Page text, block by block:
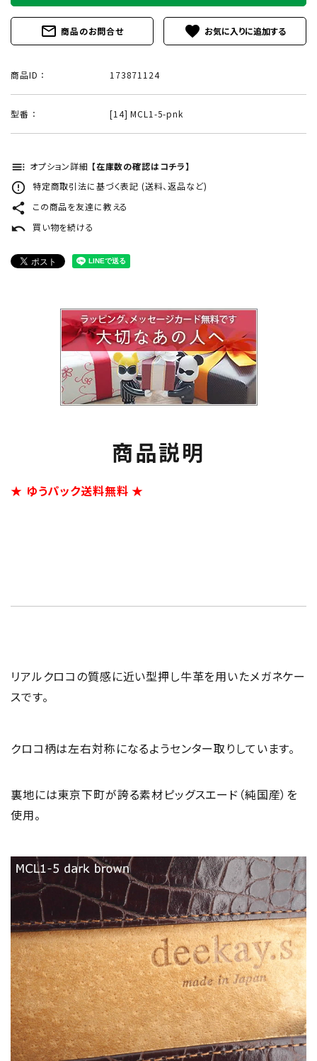
mail_outline 商品のお問合せ favorite
商品ID ： 173871124
型番 ： [14] MCL1-5-pnk
toc オプション詳細 【在庫数の確認はコチラ】
error_outline 特定商取引法に基づく表記 (送料、返品など)
share この商品を友達に教える
undo 買い物を続ける
商品説明
★ ゆうパック送料無料 ★
リアルクロコの質感に近い型押し牛革を用いたメガネケー
スです。
クロコ柄は左右対称になるようセンター取りしています。
裏地には東京下町が誇る素材ピッグスエード（純国産）を
使用。